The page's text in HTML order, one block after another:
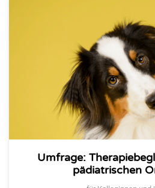
Umfrage:
pädiatrischen